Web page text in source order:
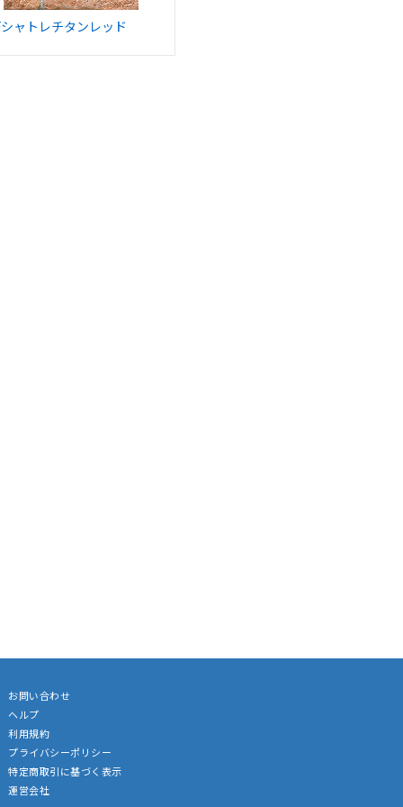
シャトレチタンレッド
お問い合わせ
ヘルプ
利用規約
プライバシーポリシー
特定商取引に基づく表示
運営会社